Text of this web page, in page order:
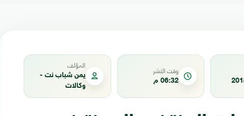
وقت النشر
06:32 م
المؤلف
يمن شباب نت -
وكالات